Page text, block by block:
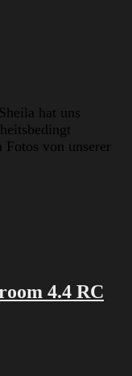
hat uns
Fotos von unserer
4.4 RC